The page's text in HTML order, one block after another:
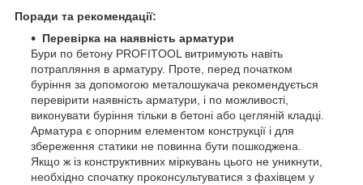
Поради та рекомендації:
Перевірка на наявність арматури
Бури по бетону PROFITOOL витримують навіть
потрапляння в арматуру. Проте, перед початком
буріння за допомогою металошукача рекомендується
перевірити наявність арматури, і по можливості,
виконувати буріння тільки в бетоні або цегляній кладці.
Арматура є опорним елементом конструкції і для
збереження статики не повинна бути пошкоджена.
Якщо ж із конструктивних міркувань цього не уникнути,
необхідно спочатку проконсультуватися з фахівцем у